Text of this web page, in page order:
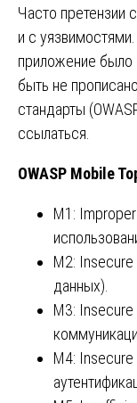
Часто претензии
и с
приложение было
быть не
стандарты
ссылаться.
OWASP Mobile
M1:
M2:
данных).
M3:
M4: